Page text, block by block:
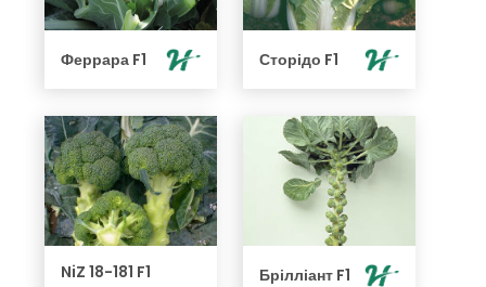
Феррара F1 Сторідо F1
NiZ 18-181 F1 Брілліант F1